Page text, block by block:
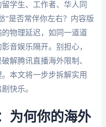
学生、工作者、华人同
”是否常伴你左右？内容版
物理延迟，如同一道道
音娱乐隔开。别担心，
解腾讯直播海外限制、
本文将一步步拆解实用
快乐。
为何你的海外